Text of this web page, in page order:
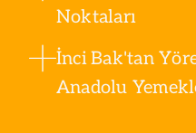
Noktaları
İnci Bak'tan
Anadolu